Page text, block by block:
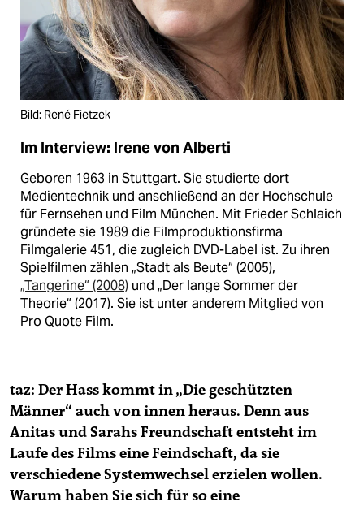
Bild: René Fietzek
Im Interview: Irene von Alberti
Geboren 1963 in Stuttgart. Sie studierte dort
Medientechnik und anschließend an der Hochschule
für Fernsehen und Film München. Mit Frieder Schlaich
gründete sie 1989 die Filmproduktionsfirma
Filmgalerie 451, die zugleich DVD-Label ist. Zu ihren
Spielfilmen zählen „Stadt als Beute“ (2005),
„Tangerine“ (2008) und „Der lange Sommer der
Theorie“ (2017). Sie ist unter anderem Mitglied von
Pro Quote Film.
taz: Der Hass kommt in „Die geschützten
Männer“ auch von innen heraus. Denn aus
Anitas und Sarahs Freundschaft entsteht im
Laufe des Films eine Feindschaft, da sie
verschiedene Systemwechsel erzielen wollen.
Warum haben Sie sich für so eine